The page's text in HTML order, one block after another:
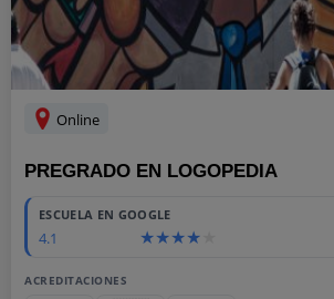
Online
PREGRADO EN LOGOPEDIA
ESCUELA EN GOOGLE
4.1
ACREDITACIONES